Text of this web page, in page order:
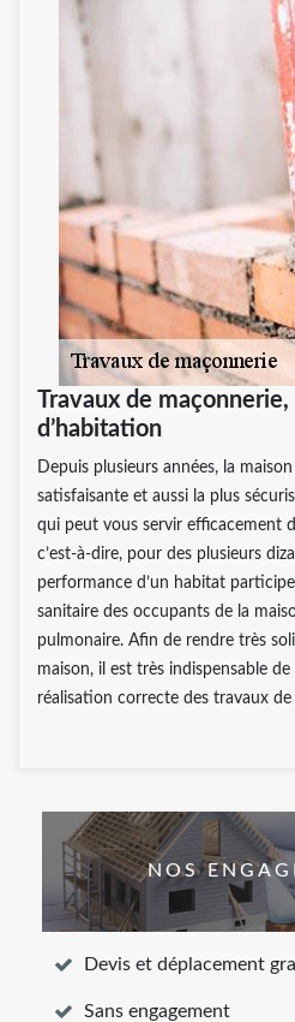
Travaux de
d’habitation
Depuis plusieurs années, la
satisfaisante et aussi la plus
qui peut vous servir efficacement
c’est-à-dire, pour des plusieurs
performance d’un habitat
sanitaire des occupants de la
pulmonaire. Afin de rendre très
maison, il est très indispensable de
réalisation correcte des travaux
NOS
Devis et déplacement
Sans engagement